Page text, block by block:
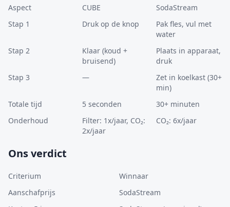
Aspect CUBE
SodaStream
Stap 1
Druk op de knop
Pak fles, vul met
water
Stap 2
Klaar (koud +
bruisend)
Plaats in apparaat,
druk
Stap 3
—
Zet in koelkast (30+
min)
Totale tijd
5 seconden
30+ minuten
Onderhoud
Filter: 1x/jaar, CO₂:
2x/jaar
CO₂: 6x/jaar
Ons verdict
Criterium
Winnaar
Aanschafprijs
SodaStream